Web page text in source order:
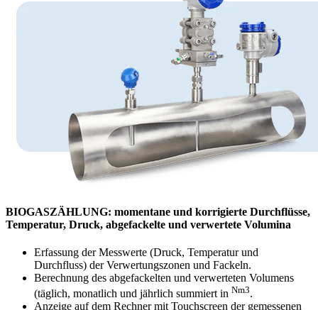
BIOGASZÄHLUNG: momentane und korrigierte Durchflüsse,
Temperatur, Druck, abgefackelte und verwertete Volumina
Erfassung der Messwerte (Druck, Temperatur und
Durchfluss) der Verwertungszonen und Fackeln.
Berechnung des abgefackelten und verwerteten Volumens
(täglich, monatlich und jährlich summiert in Nm3.
Anzeige auf dem Rechner mit Touchscreen der gemessenen